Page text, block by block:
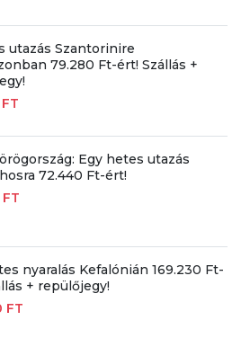
utazás Szantorinire
79.280 Ft-ért! Szállás +
Egy hetes utazás
72.440 Ft-ért!
nyaralás Kefalónián 169.230 Ft-
+ repülőjegy!
FT